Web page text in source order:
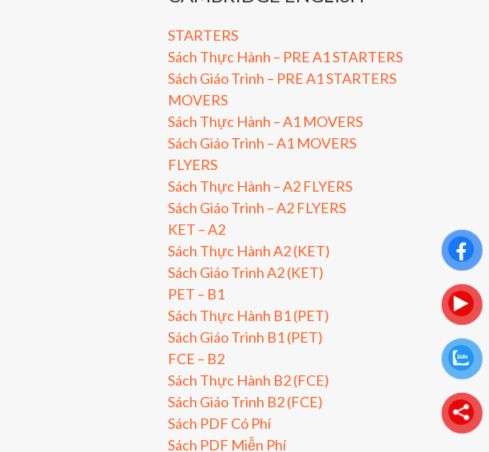
STARTERS
Sách Thực Hành – PRE A1 STARTERS
Sách Giáo Trình – PRE A1 STARTERS
MOVERS
Sách Thực Hành – A1 MOVERS
Sách Giáo Trình – A1 MOVERS
FLYERS
Sách Thực Hành – A2 FLYERS
Sách Giáo Trình – A2 FLYERS
KET – A2
Sách Thực Hành A2 (KET)
Sách Giáo Trình A2 (KET)
PET – B1
Sách Thực Hành B1 (PET)
Sách Giáo Trình B1 (PET)
FCE – B2
Sách Thực Hành B2 (FCE)
Sách Giáo Trình B2 (FCE)
Sách PDF Có Phí
Sách PDF Miễn Phí